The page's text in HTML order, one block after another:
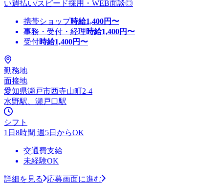
い週払い/スピード採用・WEB面談◎
携帯ショップ時給1,400円〜
事務・受付・経理時給1,400円〜
受付時給1,400円〜
勤務地
面接地
愛知県瀬戸市西寺山町2-4
水野駅、瀬戸口駅
シフト
1日8時間 週5日からOK
交通費支給
未経験OK
詳細を見る
応募画面に進む